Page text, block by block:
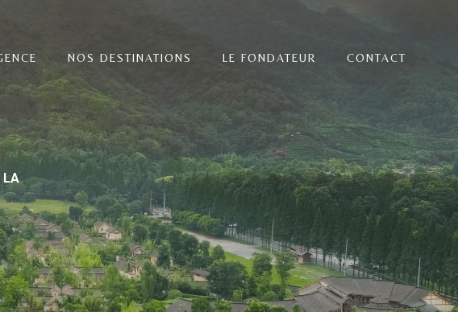
NOS DESTINATIONS LE FONDATEUR CONTACT
LA